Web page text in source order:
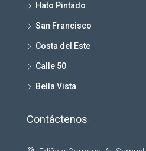
Hato Pintado
San Francisco
Costa del Este
Calle 50
Bella Vista
Contáctenos